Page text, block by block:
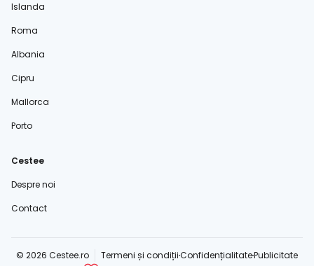
Islanda
Roma
Albania
Cipru
Mallorca
Porto
Cestee
Despre noi
Contact
© 2026 Cestee.ro Termeni și condițiiConfidențialitatePublicitate